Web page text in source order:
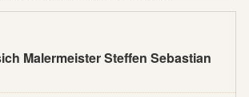
Malermeister Steffen Sebastian